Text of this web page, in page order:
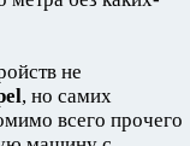
не
, но самих
всего прочего